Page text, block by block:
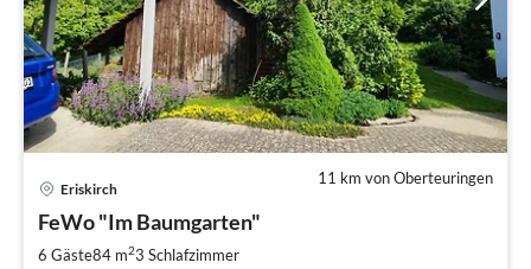
11 km von Oberteuringen
Eriskirch
FeWo "Im Baumgarten"
6 Gäste84 m23 Schlafzimmer